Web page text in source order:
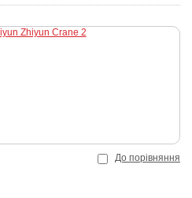
До порівняння